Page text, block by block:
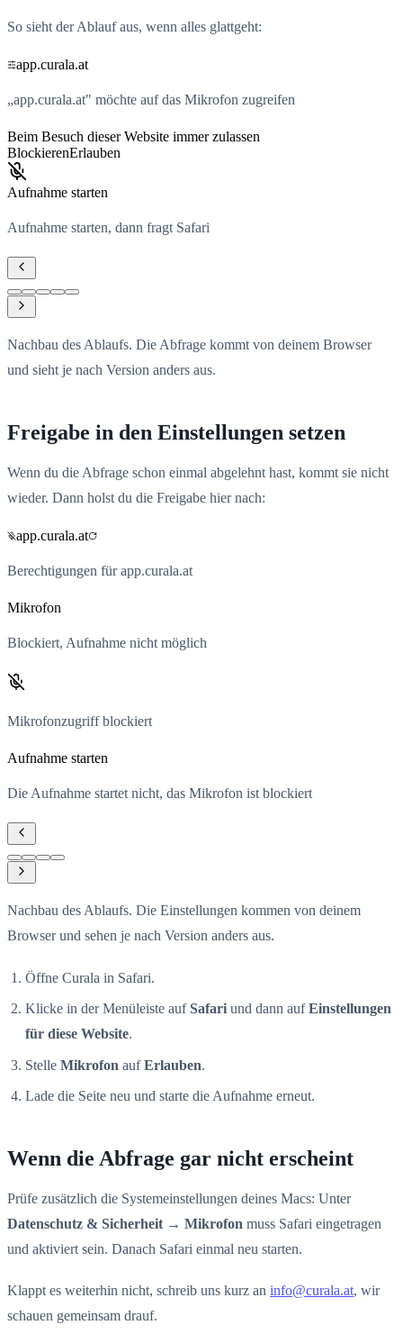
So sieht der Ablauf aus, wenn alles glattgeht:
app.curala.at
„app.curala.at" möchte auf das Mikrofon zugreifen
Beim Besuch dieser Website immer zulassen
BlockierenErlauben
Aufnahme starten
Aufnahme starten, dann fragt Safari
Nachbau des Ablaufs. Die Abfrage kommt von deinem Browser
und sieht je nach Version anders aus.
Freigabe in den Einstellungen setzen
Wenn du die Abfrage schon einmal abgelehnt hast, kommt sie nicht
wieder. Dann holst du die Freigabe hier nach:
app.curala.at
Berechtigungen für app.curala.at
Mikrofon
Blockiert, Aufnahme nicht möglich
Mikrofonzugriff blockiert
Aufnahme starten
Die Aufnahme startet nicht, das Mikrofon ist blockiert
Nachbau des Ablaufs. Die Einstellungen kommen von deinem
Browser und sehen je nach Version anders aus.
Öffne Curala in Safari.
Klicke in der Menüleiste aufSafari und dann aufEinstellungen
für diese Website.
Stelle Mikrofon aufErlauben.
Lade die Seite neu und starte die Aufnahme erneut.
Wenn die Abfrage gar nicht erscheint
Prüfe zusätzlich die Systemeinstellungen deines Macs: Unter
Datenschutz & Sicherheit → Mikrofon muss Safari eingetragen
und aktiviert sein. Danach Safari einmal neu starten.
Klappt es weiterhin nicht, schreib uns kurz an info@curala.at, wir
schauen gemeinsam drauf.